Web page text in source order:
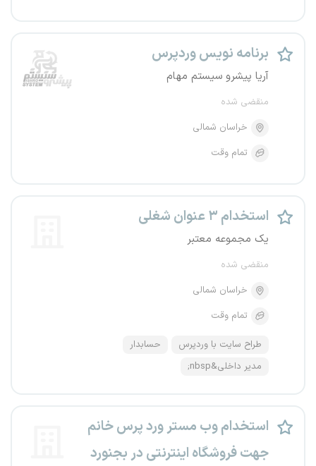
برنامه نویس وردپرس
آریا پیشرو سیستم مهام
منقضی شده
خراسان شمالی
تمام وقت
استخدام ۳ عنوان شغلی
یک مجموعه معتبر
منقضی شده
خراسان شمالی
تمام وقت
طراح سایت با وردپرس
حسابدار
مدیر داخلی&nbsp;
استخدام وب مستر ورد پرس خانم
جهت فروشگاه اینترنتی در بجنورد